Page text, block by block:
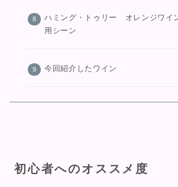
ハミング・トゥリー オレンジワイ
用シーン
今回紹介したワイン
初心者へのオススメ度